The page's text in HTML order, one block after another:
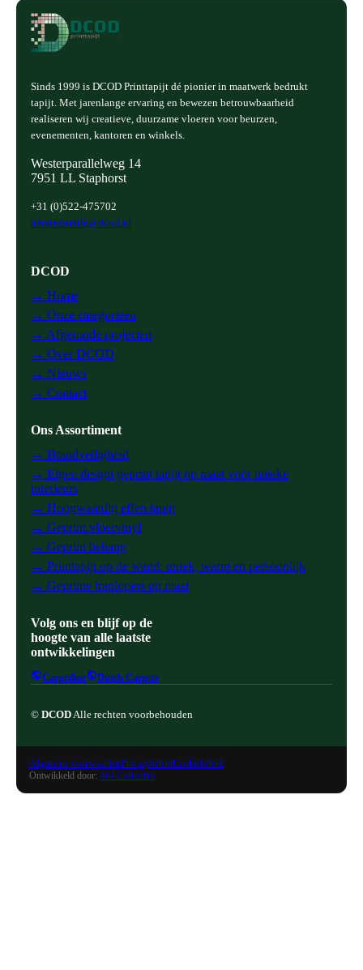
Sinds 1999 is DCOD Printtapijt dé pionier in maatwerk bedrukt
tapijt. Met jarenlange ervaring en bewezen betrouwbaarheid
realiseren wij creatieve, duurzame vloeren voor beurzen,
evenementen, kantoren en winkels.
Westerparallelweg 14
7951 LL Staphorst
+31 (0)522-475702
administratie@dcod.nl
DCOD
→ Home
→ Onze categorieën
→ Afgeronde projecten
→ Over DCOD
→ Nieuws
→ Contact
Ons Assortiment
→ Brandveiligheid
→ Eigen design geprint tapijt op maat voor unieke
interieurs
→ Hoogwaardig effen tapijt
→ Geprint vloervinyl
→ Geprint behang
→ Printtapijt op de wand: uniek, warm en persoonlijk
→ Geprinte traplopers op maat
Volg ons en blijf op de
hoogte van alle laatste
ontwikkelingen
Carpetline Dutch Carpets
© DCOD Alle rechten voorbehouden
Algemene voorwaardenPrivacybeleidCookiebeleid
Ontwikkeld door: 404 Collective